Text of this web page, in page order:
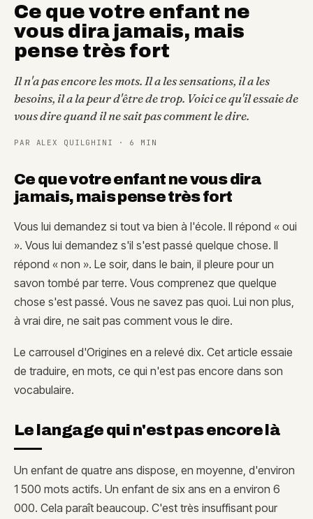
Ce que votre enfant ne
vous dira jamais, mais
pense très fort
Il n'a pas encore les mots. Il a les sensations, il a les
besoins, il a la peur d'être de trop. Voici ce qu'il essaie de
vous dire quand il ne sait pas comment le dire.
PAR ALEX QUILGHINI · 6 MIN
Ce que votre enfant ne vous dira
jamais, mais pense très fort
Vous lui demandez si tout va bien à l'école. Il répond « oui
». Vous lui demandez s'il s'est passé quelque chose. Il
répond « non ». Le soir, dans le bain, il pleure pour un
savon tombé par terre. Vous comprenez que quelque
chose s'est passé. Vous ne savez pas quoi. Lui non plus,
à vrai dire, ne sait pas comment vous le dire.
Le carrousel d'Origines en a relevé dix. Cet article essaie
de traduire, en mots, ce qui n'est pas encore dans son
vocabulaire.
Le langage qui n'est pas encore là
Un enfant de quatre ans dispose, en moyenne, d'environ
1 500 mots actifs. Un enfant de six ans en a environ 6
000. Cela paraît beaucoup. C'est très insuffisant pour